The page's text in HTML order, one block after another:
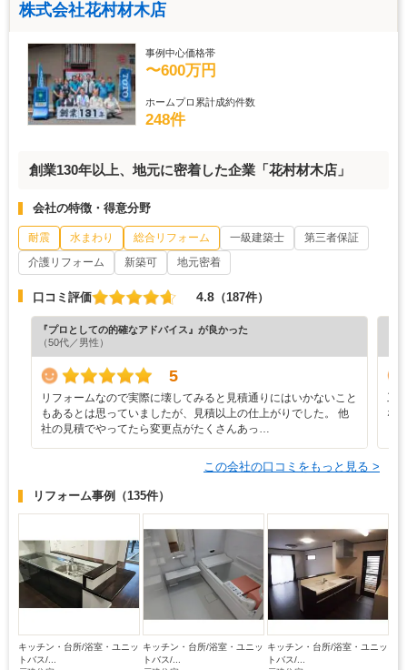
株式会社花村材木店
事例中心価格帯
〜600万円
ホームプロ累計成約件数
248件
創業130年以上、地元に密着した企業「花村材木店」
会社の特徴・得意分野
耐震 水まわり 総合リフォーム 一級建築士
第三者保証
介護リフォーム
新築可 地元密着
口コミ評価 4.8 （187件）
『プロとしての的確なアドバイス』が良かった
（50代／男性）
5
リフォームなので実際に壊してみると見積通りにはいかないこと
もあるとは思っていましたが、見積以上の仕上がりでした。 他
社の見積でやってたら変更点がたくさんあっ…
工
な
この会社の口コミをもっと見る >
リフォーム事例 （135件）
キッチン・台所/浴室・ユニッ
トバス/...
キッチン・台所/浴室・ユニッ
トバス/...
キッチン・台所/浴室・ユニッ
トバス/...